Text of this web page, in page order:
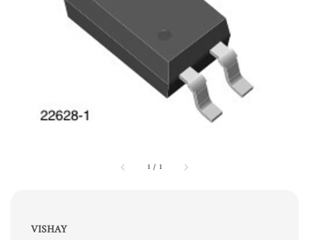
1 / 1
VISHAY